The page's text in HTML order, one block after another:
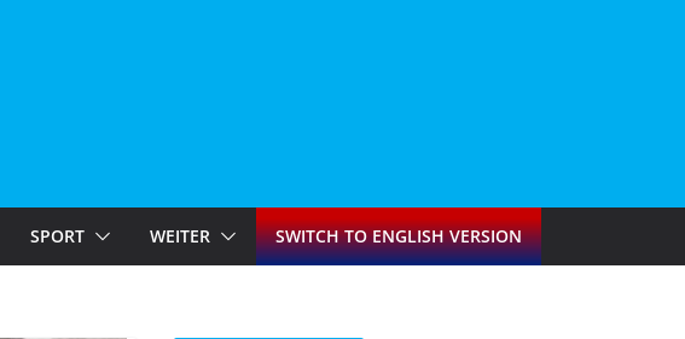
SPORT WEITER SWITCH TO ENGLISH VERSION